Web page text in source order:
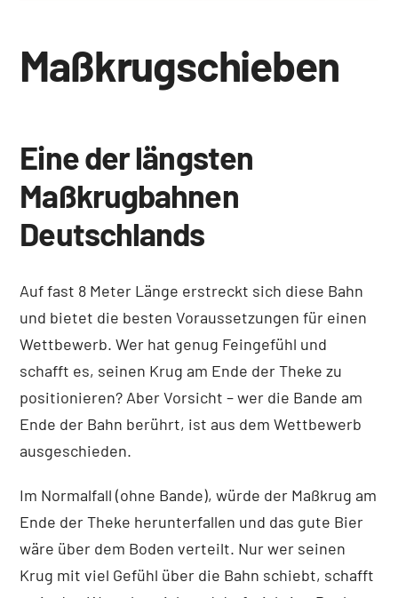
Maßkrugschieben
Eine der längsten
Maßkrugbahnen
Deutschlands
Auf fast 8 Meter Länge erstreckt sich diese Bahn
und bietet die besten Voraussetzungen für einen
Wettbewerb. Wer hat genug Feingefühl und
schafft es, seinen Krug am Ende der Theke zu
positionieren? Aber Vorsicht – wer die Bande am
Ende der Bahn berührt, ist aus dem Wettbewerb
ausgeschieden.
Im Normalfall (ohne Bande), würde der Maßkrug am
Ende der Theke herunterfallen und das gute Bier
wäre über dem Boden verteilt. Nur wer seinen
Krug mit viel Gefühl über die Bahn schiebt, schafft